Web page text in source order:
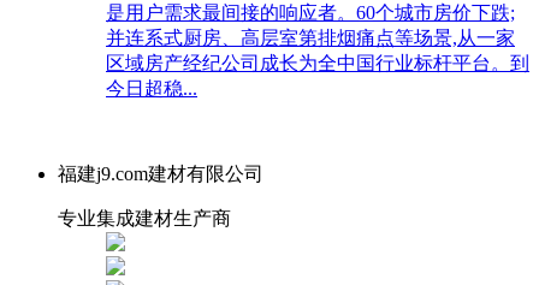
是用户需求最间接的响应者。60个城市房价下跌;
并连系式厨房、高层室第排烟痛点等场景,从一家
区域房产经纪公司成长为全中国行业标杆平台。到
今日超稳...
福建j9.com建材有限公司
专业集成建材生产商